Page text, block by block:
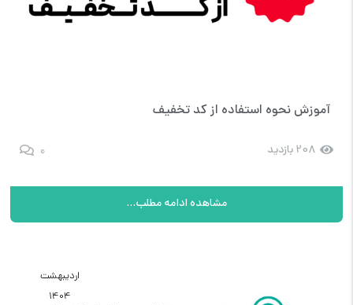
آموزش نحوه استفاده از کد تخفیف
208 بازدید 0
مشاهده ادامه مطلب...
اردیبهشت
1404